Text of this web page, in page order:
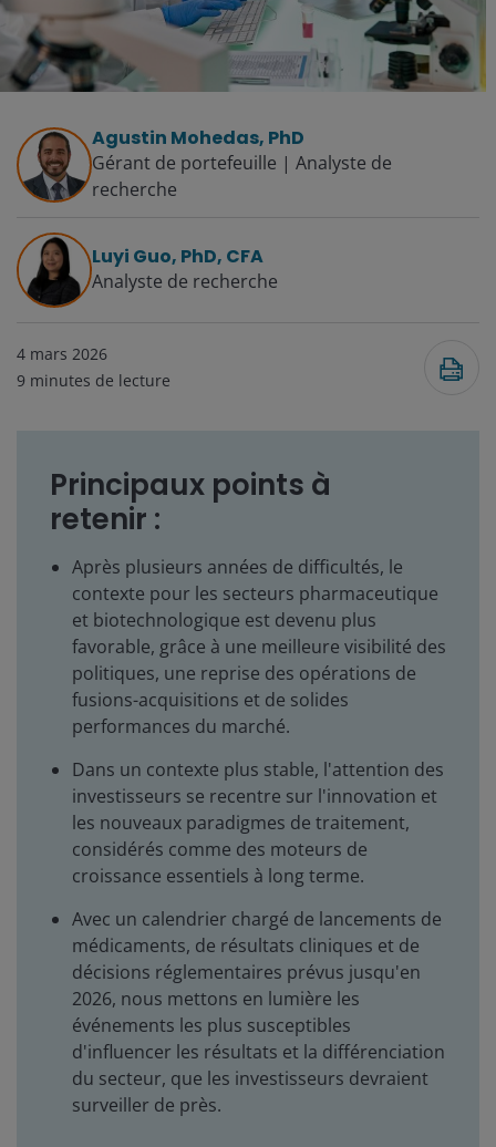
Agustin Mohedas, PhD
Gérant de portefeuille | Analyste de
recherche
Luyi Guo, PhD, CFA
Analyste de recherche
4 mars 2026
9 minutes de lecture
Principaux points à
retenir :
Après plusieurs années de difficultés, le
contexte pour les secteurs pharmaceutique
et biotechnologique est devenu plus
favorable, grâce à une meilleure visibilité des
politiques, une reprise des opérations de
fusions-acquisitions et de solides
performances du marché.
Dans un contexte plus stable, l'attention des
investisseurs se recentre sur l'innovation et
les nouveaux paradigmes de traitement,
considérés comme des moteurs de
croissance essentiels à long terme.
Avec un calendrier chargé de lancements de
médicaments, de résultats cliniques et de
décisions réglementaires prévus jusqu'en
2026, nous mettons en lumière les
événements les plus susceptibles
d'influencer les résultats et la différenciation
du secteur, que les investisseurs devraient
surveiller de près.